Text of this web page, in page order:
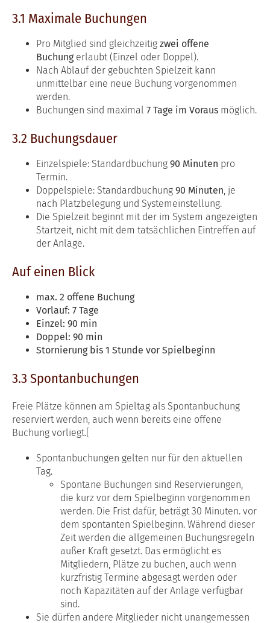
3.1 Maximale Buchungen
Pro Mitglied sind gleichzeitig zwei offene
Buchungerlaubt (Einzel oder Doppel).
Nach Ablauf der gebuchten Spielzeit kann
unmittelbar eine neue Buchung vorgenommen
werden.
Buchungen sind maximal 7 Tage im Voraus möglich.
3.2 Buchungsdauer
Einzelspiele: Standardbuchung 90 Minuten pro
Termin.
Doppelspiele: Standardbuchung 90 Minuten, je
nach Platzbelegung und Systemeinstellung.
Die Spielzeit beginnt mit der im System angezeigten
Startzeit, nicht mit dem tatsächlichen Eintreffen auf
der Anlage.
Auf einen Blick
max. 2 offene Buchung
Vorlauf: 7 Tage
Einzel: 90 min
Doppel: 90 min
Stornierung bis 1 Stunde vor Spielbeginn
3.3 Spontanbuchungen
Freie Plätze können am Spieltag als Spontanbuchung
reserviert werden, auch wenn bereits eine offene
Buchung vorliegt.[
Spontanbuchungen gelten nur für den aktuellen
Tag.
Spontane Buchungen sind Reservierungen,
die kurz vor dem Spielbeginn vorgenommen
werden. Die Frist dafür, beträgt 30 Minuten. vor
dem spontanten Spielbeginn. Während dieser
Zeit werden die allgemeinen Buchungsregeln
außer Kraft gesetzt. Das ermöglicht es
Mitgliedern, Plätze zu buchen, auch wenn
kurzfristig Termine abgesagt werden oder
noch Kapazitäten auf der Anlage verfügbar
sind.
Sie dürfen andere Mitglieder nicht unangemessen